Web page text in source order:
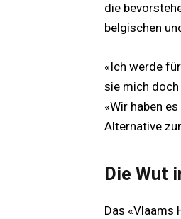
die
belgischen
«Ich werde
sie mich
«Wir haben
Alternative
Die Wut
Das «Vlaams